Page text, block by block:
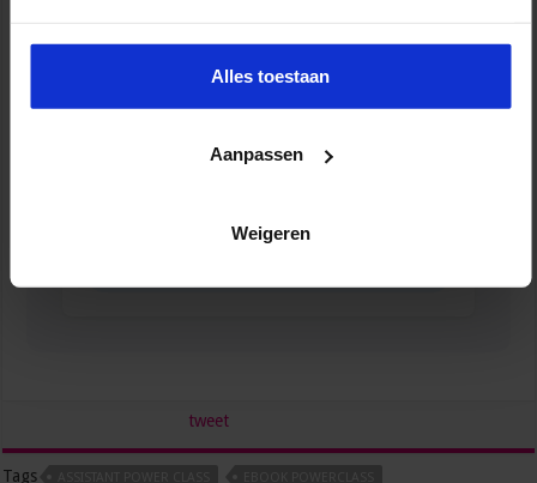
Alles toestaan
Aanpassen
Weigeren
Succesvol Projectmanagement in de Zorg
tweet
Tags